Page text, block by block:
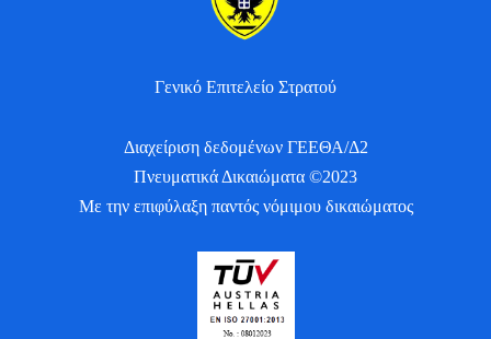
Γενικό Επιτελείο Στρατού
Διαχείριση δεδομένων ΓΕΕΘΑ/Δ2
Πνευματικά Δικαιώματα ©2023
Με την επιφύλαξη παντός νόμιμου δικαιώματος